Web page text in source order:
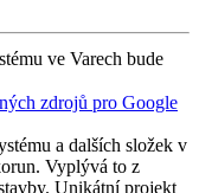
ve Varech bude
zdrojů pro Google
a dalších složek v
Vyplývá to z
Unikátní projekt